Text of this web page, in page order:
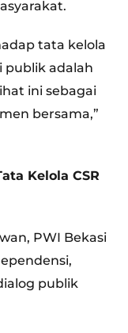
tata kelola
publik adalah
ini sebagai
bersama,”
Kelola CSR
PWI Bekasi
publik